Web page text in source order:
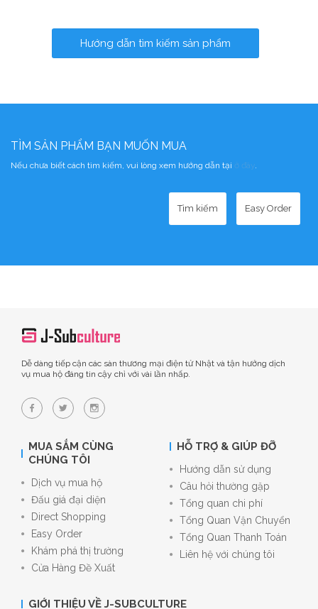
Hướng dẫn tìm kiếm sản phẩm
TÌM SẢN PHẨM BẠN MUỐN MUA
Nếu chưa biết cách tìm kiếm, vui lòng xem hướng dẫn tại ở đây.
Tìm kiếm Easy Order
Dễ dàng tiếp cận các sàn thương mại điện tử Nhật và tận hưởng dịch
vụ mua hộ đáng tin cậy chỉ với vài lần nhấp.
MUA SẮM CÙNG
CHÚNG TÔI
Dịch vụ mua hộ
Đấu giá đại diện
Direct Shopping
Easy Order
Khám phá thị trường
Cửa Hàng Đề Xuất
HỖ TRỢ & GIÚP ĐỠ
Hướng dẫn sử dụng
Câu hỏi thường gặp
Tổng quan chi phí
Tổng Quan Vận Chuyển
Tổng Quan Thanh Toán
Liên hệ với chúng tôi
GIỚI THIỆU VỀ J-SUBCULTURE